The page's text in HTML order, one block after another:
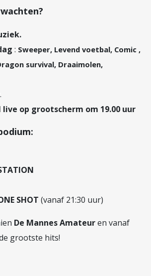
: Sweeper, Levend voetbal, Comic ,
survival, Draaimolen,
.
live op grootscherm om 19.00 uur
SHOT (vanaf 21:30 uur)
De Mannes Amateuren vanaf
grootste hits!